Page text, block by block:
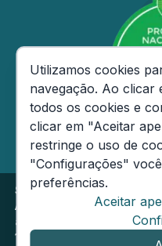
Secretaria de Estado da
Av André Araújo, 150 -
a Sexta das 08h às
14h
Utilizamos cookies
navegação. Ao clicar
todos os cookies e
clicar em "Aceitar
restringe o uso de
"Configurações"
preferências.
Aceitar